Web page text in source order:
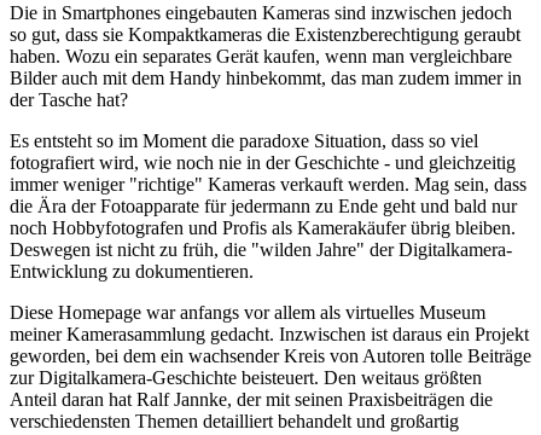
Die in Smartphones eingebauten Kameras sind inzwischen jedoch
so gut, dass sie Kompaktkameras die Existenzberechtigung geraubt
haben. Wozu ein separates Gerät kaufen, wenn man vergleichbare
Bilder auch mit dem Handy hinbekommt, das man zudem immer in
der Tasche hat?
Es entsteht so im Moment die paradoxe Situation, dass so viel
fotografiert wird, wie noch nie in der Geschichte - und gleichzeitig
immer weniger "richtige" Kameras verkauft werden. Mag sein, dass
die Ära der Fotoapparate für jedermann zu Ende geht und bald nur
noch Hobbyfotografen und Profis als Kamerakäufer übrig bleiben.
Deswegen ist nicht zu früh, die "wilden Jahre" der Digitalkamera-
Entwicklung zu dokumentieren.
Diese Homepage war anfangs vor allem als virtuelles Museum
meiner Kamerasammlung gedacht. Inzwischen ist daraus ein Projekt
geworden, bei dem ein wachsender Kreis von Autoren tolle Beiträge
zur Digitalkamera-Geschichte beisteuert. Den weitaus größten
Anteil daran hat Ralf Jannke, der mit seinen Praxisbeiträgen die
verschiedensten Themen detailliert behandelt und großartig